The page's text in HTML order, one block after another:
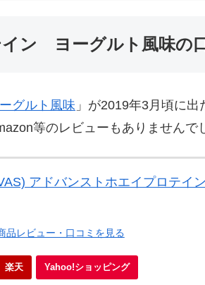
ン ヨーグルト風味の
グルト風味 」が2019年3月頃に
等のレビューもありませんで
アドバンストホエイプロテイ
品レビュー・口コミを見る
楽天 Yahoo!ショッピング